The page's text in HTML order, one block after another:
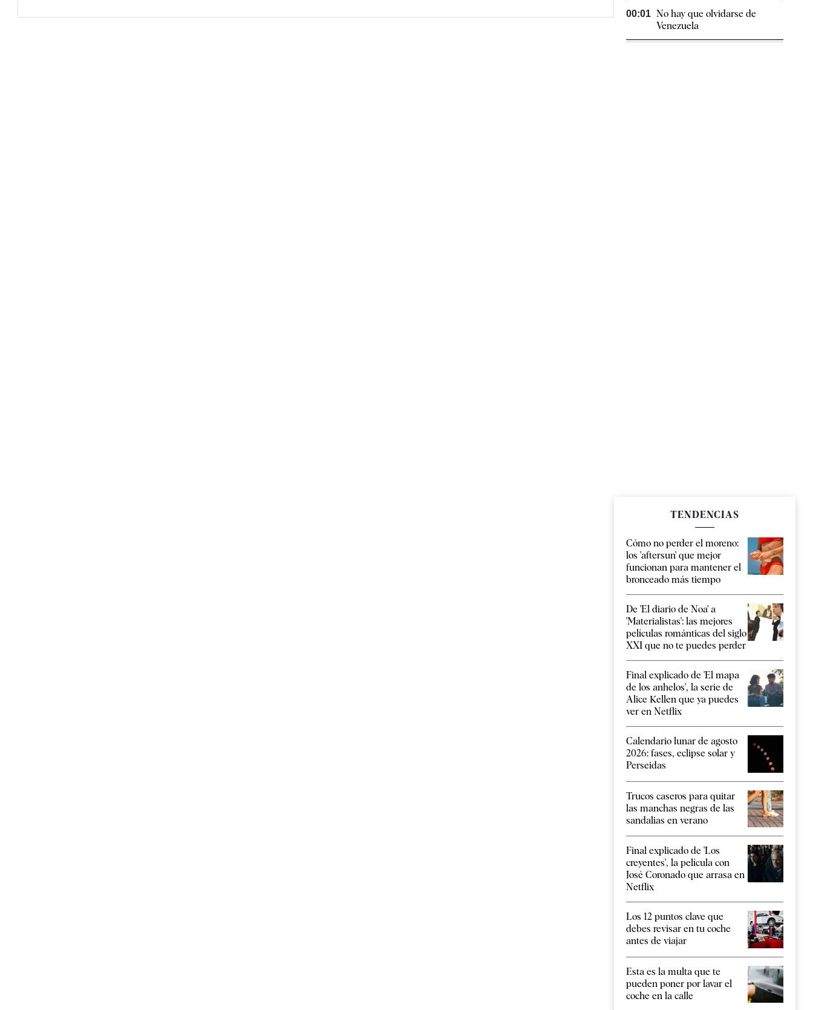
00:01 No hay que olvidarse de
Venezuela
TENDENCIAS
Cómo no perder el moreno:
los 'aftersun' que mejor
funcionan para mantener el
bronceado más tiempo
De 'El diario de Noa' a
'Materialistas': las mejores
películas románticas del siglo
XXI que no te puedes perder
Final explicado de 'El mapa
de los anhelos', la serie de
Alice Kellen que ya puedes
ver en Netflix
Calendario lunar de agosto
2026: fases, eclipse solar y
Perseidas
Trucos caseros para quitar
las manchas negras de las
sandalias en verano
Final explicado de 'Los
creyentes', la película con
José Coronado que arrasa en
Netflix
Los 12 puntos clave que
debes revisar en tu coche
antes de viajar
Esta es la multa que te
pueden poner por lavar el
coche en la calle